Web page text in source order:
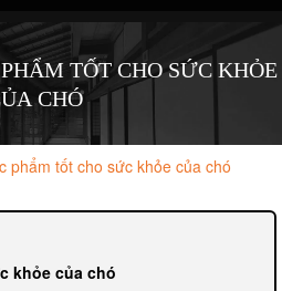
TỐT CHO SỨC KHỎE
CHÓ
phẩm tốt cho sức khỏe của chó
khỏe của chó